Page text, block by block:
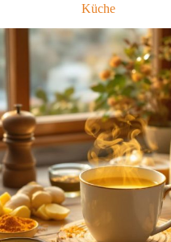
Küche